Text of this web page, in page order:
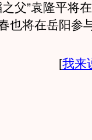
父”袁隆平将
也将在岳阳参
[我来